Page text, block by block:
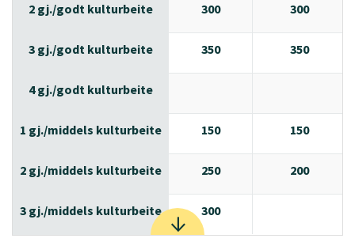
2 gj./godt kulturbeite 300 300
3 gj./godt kulturbeite 350 350
4 gj./godt kulturbeite
1 gj./middels kulturbeite 150 150
2 gj./middels kulturbeite 250 200
3 gj./middels kulturbeite 300